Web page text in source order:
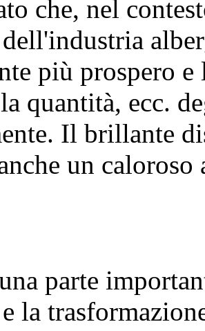
che, nel
più prospero
quantità, ecc.
Il brillante
un
parte
la